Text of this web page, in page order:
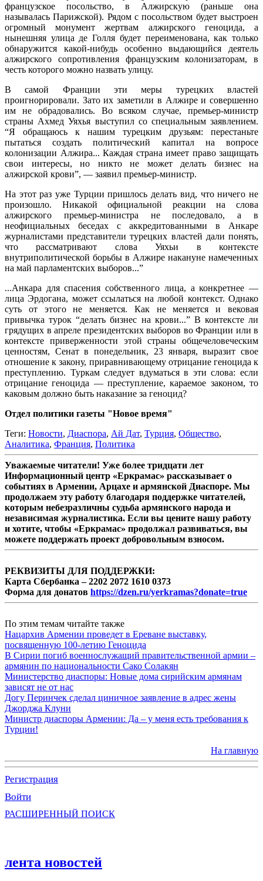
французское посольство, в Алжирскую (раньше она
называлась Парижской). Рядом с посольством будет выстроен
огромный монумент жертвам алжирского геноцида, а
нынешняя улица де Голля будет переименована, как только
обнаружится какой-нибудь особенно выдающийся деятель
алжирского сопротивления французским колонизаторам, в
честь которого можно назвать улицу.
В самой Франции эти меры турецких властей
проигнорировали. Зато их заметили в Алжире и совершенно
им не обрадовались. Во всяком случае, премьер-министр
страны Ахмед Уяхья выступил со специальным заявлением.
“Я обращаюсь к нашим турецким друзьям: перестаньте
пытаться создать политический капитал на вопросе
колонизации Алжира... Каждая страна имеет право защищать
свои интересы, но никто не может делать бизнес на
алжирской крови”, — заявил премьер-министр.
На этот раз уже Турции пришлось делать вид, что ничего не
произошло. Никакой официальной реакции на слова
алжирского премьер-министра не последовало, а в
неофициальных беседах с аккредитованными в Анкаре
журналистами представители турецких властей дали понять,
что рассматривают слова Уяхьи в контексте
внутриполитической борьбы в Алжире накануне намеченных
на май парламентских выборов...”
...Анкара для спасения собственного лица, а конкретнее —
лица Эрдогана, может ссылаться на любой контекст. Однако
суть от этого не меняется. Как не меняется и вековая
привычка турок “делать бизнес на крови...” В контексте ли
грядущих в апреле президентских выборов во Франции или в
контексте приверженности этой страны общечеловеческим
ценностям, Сенат в понедельник, 23 января, выразит свое
отношение к закону, приравнивающему отрицание геноцида к
преступлению. Туркам следует вдуматься в эти слова: если
отрицание геноцида — преступление, караемое законом, то
каковым должно быть наказание за геноцид?
Отдел политики газеты "Новое время"
Теги: Новости, Диаспора, Ай Дат, Турция, Общество,
Аналитика, Франция, Политика
Уважаемые читатели! Уже более тридцати лет
Информационный центр «Еркрамас» рассказывает о
событиях в Армении, Арцахе и армянской Диаспоре. Мы
продолжаем эту работу благодаря поддержке читателей,
которым небезразличны судьба армянского народа и
независимая журналистика. Если вы цените нашу работу
и хотите, чтобы «Еркрамас» продолжал развиваться, вы
можете поддержать проект добровольным взносом.
РЕКВИЗИТЫ ДЛЯ ПОДДЕРЖКИ:
Карта Сбербанка – 2202 2072 1610 0373
Форма для донатов https://dzen.ru/yerkramas?donate=true
По этим темам читайте также
Нацархив Армении проведет в Ереване выставку,
посвященную 100-летию Геноцида
В Сирии погиб военнослужащий правительственной армии –
армянин по национальности Сако Солакян
Министерство диаспоры: Новые дома сирийским армянам
зависят не от нас
Догу Перинчек сделал циничное заявление в адрес жены
Джорджа Клуни
Министр диаспоры Армении: Да – у меня есть требования к
Турции!
На главную
Регистрация
Войти
РАСШИРЕННЫЙ ПОИСК
лента новостей